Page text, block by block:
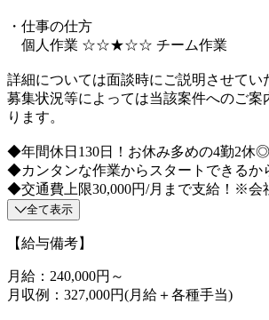
・仕事の仕方
個人作業 ☆☆★☆☆ チーム作業
詳細については面談時にご説明させてい
募集状況等によっては当該案件へのご案
ります。
◆年間休日130日！お休み多めの4勤2休◎
◆カンタンな作業からスタートできるか
◆交通費上限30,000円/月まで支給！※会
全て表示
【給与備考】
月給：240,000円～
月収例：327,000円(月給＋各種手当)